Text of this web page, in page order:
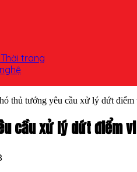
trang
thủ tướng yêu cầu xử lý dứt điểm
cầu xử lý dứt điểm